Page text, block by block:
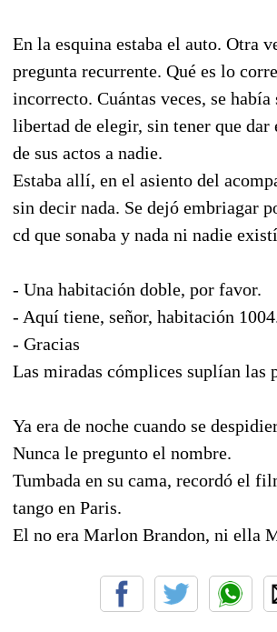
En la esquina estaba el auto. Otra
pregunta recurrente. Qué es lo
incorrecto. Cuántas veces, se
libertad de elegir, sin tener que dar
de sus actos a nadie.
Estaba allí, en el asiento del
sin decir nada. Se dejó embriagar
cd que sonaba y nada ni nadie
- Una habitación doble, por favor.
- Aquí tiene, señor, habitación
- Gracias
Las miradas cómplices suplían las
Ya era de noche cuando se
Nunca le pregunto el nombre.
Tumbada en su cama, recordó el
tango en Paris.
El no era Marlon Brandon, ni ella